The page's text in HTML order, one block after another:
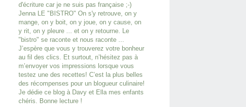
d'écriture car je ne suis pas française ;-)
Jenna LE "BISTRO" On s'y retrouve, on y
mange, on y boit, on y joue, on y cause, on
y rit, on y pleure ... et on y retourne. Le
"bistro" se raconte et nous raconte ...
J’espère que vous y trouverez votre bonheur
au fil des clics. Et surtout, n’hésitez pas à
m’envoyer vos impressions lorsque vous
testez une des recettes! C’est la plus belles
des récompenses pour un blogueur culinaire!
Je dédie ce blog à Davy et Ella mes enfants
chéris. Bonne lecture !